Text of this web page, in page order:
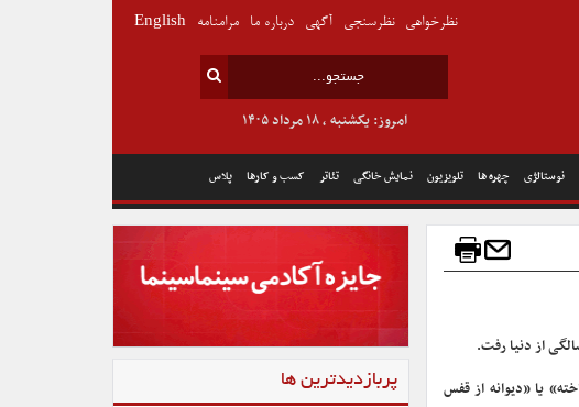
نوستالژی چهره ها تلویزیون نمایش خانگی تئاتر کسب و کارها پلاس
امروز: یکشنبه , ۱۸ مرداد ۱۴۰۵
نظرخواهی نظرسنجی آگهی درباره ما مرامنامه English
یا «دیوانه از قفس
پربازدیدترین ها